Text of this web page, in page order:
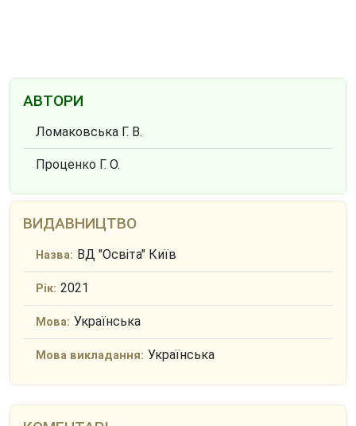
АВТОРИ
Ломаковська Г. В.
Проценко Г. О.
ВИДАВНИЦТВО
Назва: ВД "Освіта" Київ
Рік: 2021
Мова: Українська
Мова викладання: Українська